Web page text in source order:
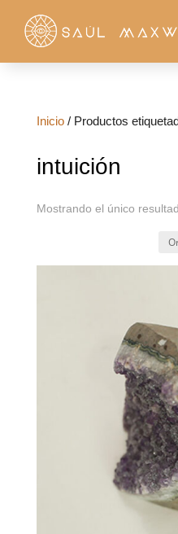
Inicio/ Productos
intuición
Mostrando el único